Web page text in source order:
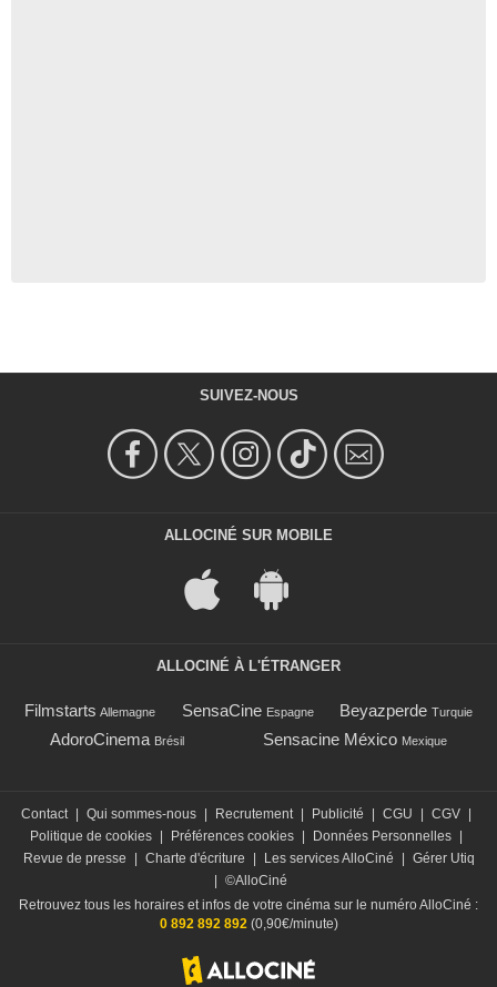
SUIVEZ-NOUS
ALLOCINÉ SUR MOBILE
ALLOCINÉ À L'ÉTRANGER
Filmstarts Allemagne SensaCine Espagne Beyazperde Turquie
AdoroCinema Brésil Sensacine México Mexique
Contact | Qui sommes-nous | Recrutement | Publicité | CGU | CGV |
Politique de cookies | Préférences cookies | Données Personnelles |
Revue de presse
| Charte d'écriture | Les services AlloCiné | Gérer Utiq
| ©AlloCiné
Retrouvez tous les horaires et infos de votre cinéma sur le numéro AlloCiné :
0 892 892 892 (0,90€/minute)